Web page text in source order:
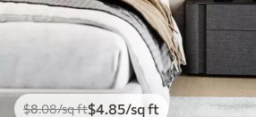
$8.08/sq ft$4 .85/sq ft